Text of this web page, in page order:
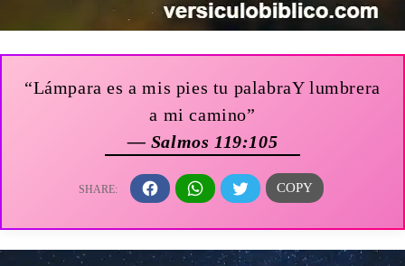
“Lámpara es a mis pies tu palabraY lumbrera
a mi camino”
— Salmos 119:105